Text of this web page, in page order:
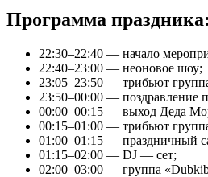
Программа праздника:
22:30–22:40 — начало
22:40–23:00 — неоновое шоу;
23:05–23:50 — трибьют
23:50–00:00 — поздравление
00:00–00:15 — выход Деда
00:15–01:00 — трибьют
01:00–01:15 — праздничный
01:15–02:00 — DJ — сет;
02:00–03:00 — группа